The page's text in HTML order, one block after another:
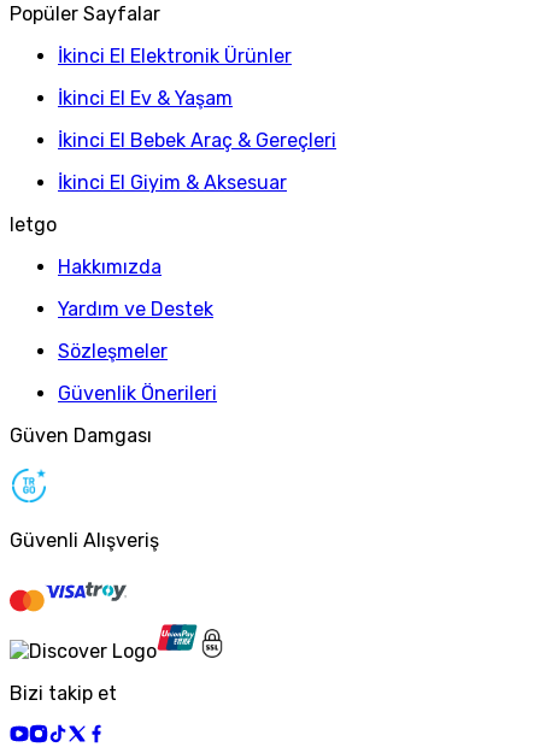
Popüler Sayfalar
İkinci El Elektronik Ürünler
İkinci El Ev & Yaşam
İkinci El Bebek Araç & Gereçleri
İkinci El Giyim & Aksesuar
letgo
Hakkımızda
Yardım ve Destek
Sözleşmeler
Güvenlik Önerileri
Güven Damgası
Güvenli Alışveriş
Bizi takip et